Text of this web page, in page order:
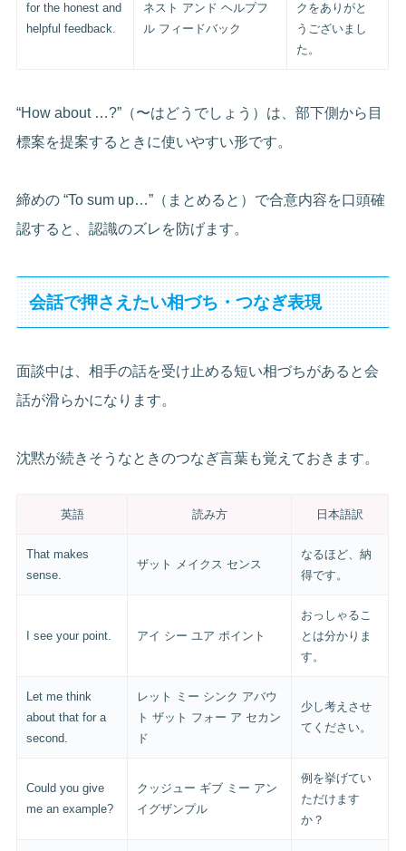
for the honest and
helpful feedback.
ネスト アンド ヘルプフ
ル フィードバック
クをありがと
うございまし
た。
“How about …?”（〜はどうでしょう）は、部下側から目
標案を提案するときに使いやすい形です。
締めの “To sum up…”（まとめると）で合意内容を口頭確
認すると、認識のズレを防げます。
会話で押さえたい相づち・つなぎ表現
面談中は、相手の話を受け止める短い相づちがあると会
話が滑らかになります。
沈黙が続きそうなときのつなぎ言葉も覚えておきます。
英語 読み方 日本語訳
That makes
sense.
ザット メイクス センス
なるほど、納
得です。
I see your point. アイ シー ユア ポイント
おっしゃるこ
とは分かりま
す。
Let me think
about that for a
second.
レット ミー シンク アバウ
ト ザット フォー ア セカン
ド
少し考えさせ
てください。
Could you give
me an example?
クッジュー ギブ ミー アン
イグザンプル
例を挙げてい
ただけます
か？